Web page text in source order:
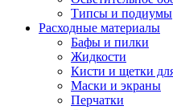
Типсы и подиумы
Расходные материалы
Бафы и пилки
Жидкости
Кисти и щетки
Маски и экраны
Перчатки